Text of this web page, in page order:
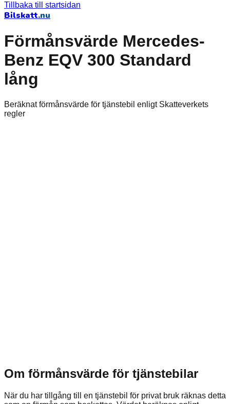
Tillbaka till startsidan
Bilskatt.nu
Förmånsvärde Mercedes-
Benz EQV 300 Standard
lång
Beräknat förmånsvärde för tjänstebil enligt Skatteverkets
regler
Om förmånsvärde för tjänstebilar
När du har tillgång till en tjänstebil för privat bruk räknas detta